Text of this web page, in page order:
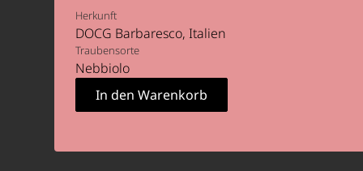
Herkunft
DOCG Barbaresco Italien
Traubensorte
Nebbiolo